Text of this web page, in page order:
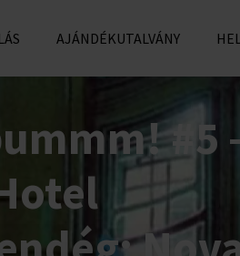
AJÁNDÉKUTALVÁNY
#5